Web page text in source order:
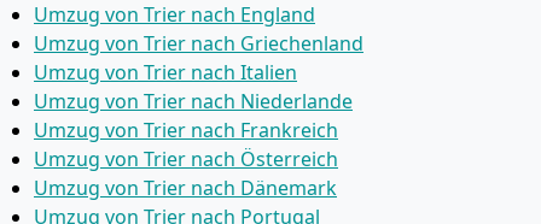
Umzug von Trier nach England
Umzug von Trier nach Griechenland
Umzug von Trier nach Italien
Umzug von Trier nach Niederlande
Umzug von Trier nach Frankreich
Umzug von Trier nach Österreich
Umzug von Trier nach Dänemark
Umzug von Trier nach Portugal